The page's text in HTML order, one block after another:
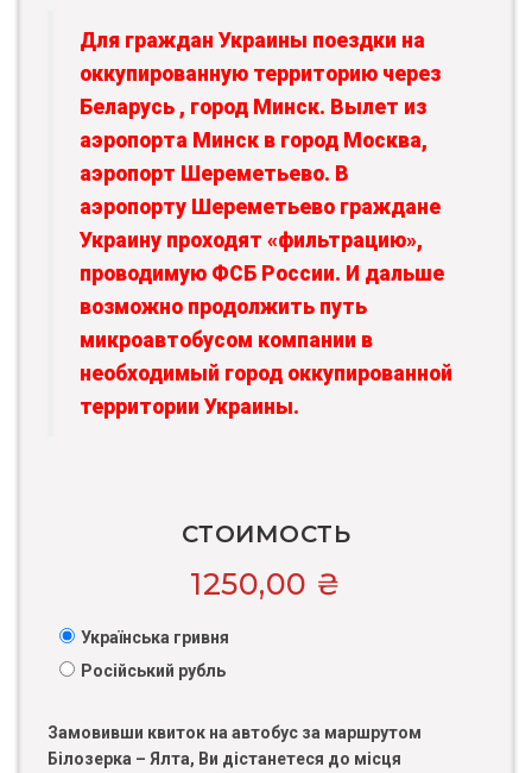
Для граждан Украины поездки на
оккупированную территорию через
Беларусь , город Минск. Вылет из
аэропорта Минск в город Москва,
аэропорт Шереметьево. В
аэропорту Шереметьево граждане
Украину проходят «фильтрацию»,
проводимую ФСБ России. И дальше
возможно продолжить путь
микроавтобусом компании в
необходимый город оккупированной
территории Украины.
СТОИМОСТЬ
1250,00 ₴
Українська гривня
Російський рубль
Замовивши квиток на автобус за маршрутом
Білозерка – Ялта, Ви дістанетеся до місця